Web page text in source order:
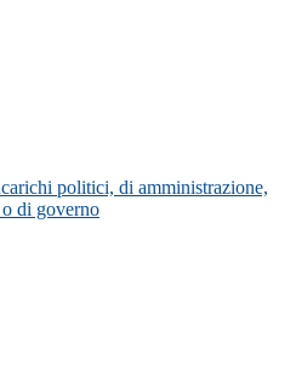
politici, di amministrazione,
di governo